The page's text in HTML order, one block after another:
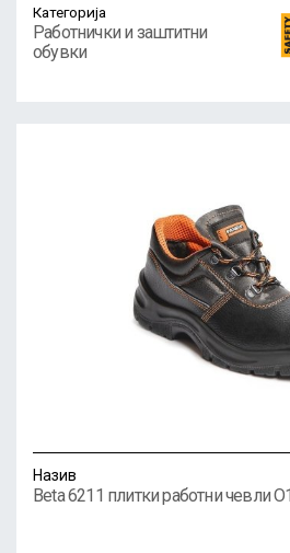
Категорија
Работнички и заштитни
обувки
Назив
Beta 6211 плитки работни чевли